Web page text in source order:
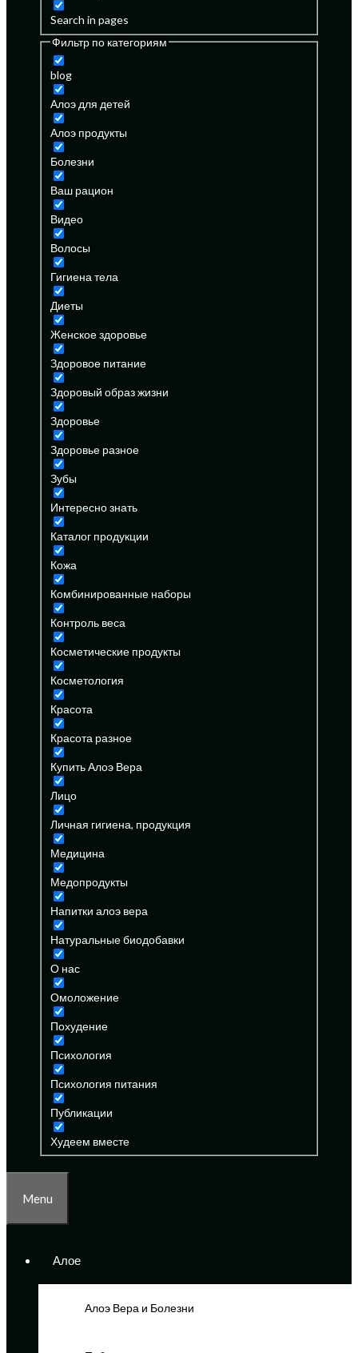
Search in pages
Фильтр по категориям
blog
Алоэ для детей
Алоэ продукты
Болезни
Ваш рацион
Видео
Волосы
Гигиена тела
Диеты
Женское здоровье
Здоровое питание
Здоровый образ жизни
Здоровье
Здоровье разное
Зубы
Интересно знать
Каталог продукции
Кожа
Комбинированные наборы
Контроль веса
Косметические продукты
Косметология
Красота
Красота разное
Купить Алоэ Вера
Лицо
Личная гигиена, продукция
Медицина
Медопродукты
Напитки алоэ вера
Натуральные биодобавки
О нас
Омоложение
Похудение
Психология
Психология питания
Публикации
Худеем вместе
Menu
Алое
Алоэ Вера и Болезни